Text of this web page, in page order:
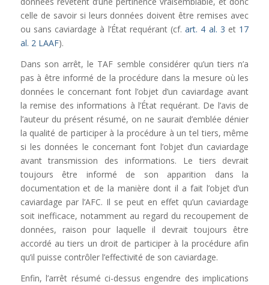
celle de savoir si leurs données doivent être remises avec
ou sans caviardage à l’État requérant (cf.art. 4 al. 3 et 17
al. 2 LAAF).
Dans son arrêt, le TAF semble considérer qu’un tiers n’a
pas à être informé de la procédure dans la mesure où les
données le concernant font l’objet d’un caviardage avant
la remise des informations à l’État requérant. De l’avis de
l’auteur du présent résumé, on ne saurait d’emblée dénier
la qualité de participer à la procédure à un tel tiers, même
si les données le concernant font l’objet d’un caviardage
avant transmission des informations. Le tiers devrait
toujours être informé de son apparition dans la
documentation et de la manière dont il a fait l’objet d’un
caviardage par l’AFC. Il se peut en effet qu’un caviardage
soit inefficace, notamment au regard du recoupement de
données, raison pour laquelle il devrait toujours être
accordé au tiers un droit de participer à la procédure afin
qu’il puisse contrôler l’effectivité de son caviardage.
Enfin, l’arrêt résumé ci-dessus engendre des implications